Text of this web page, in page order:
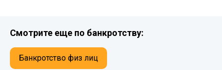
Смотрите еще по банкротству:
Банкротство физ лиц